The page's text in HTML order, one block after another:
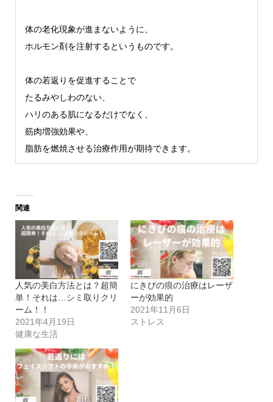
体の老化現象が進まないように、
ホルモン剤を注射するというものです。
体の若返りを促進することで
たるみやしわのない、
ハリのある肌になるだけでなく、
筋肉増強効果や、
脂肪を燃焼させる治療作用が期待できます。
関連
人気の美白方法とは？超簡
単！それは…シミ取りクリ
ーム！！
2021年4月19日
健康な生活
にきびの痕の治療はレーザ
ーが効果的
2021年11月6日
ストレス